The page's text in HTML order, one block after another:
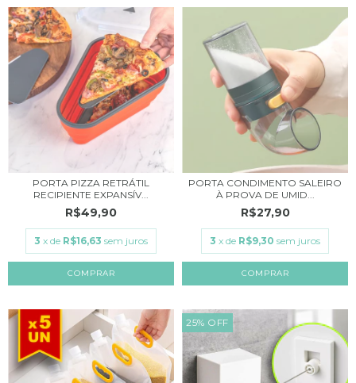
PORTA PIZZA RETRÁTIL
RECIPIENTE EXPANSÍV...
R$49,90
3 x de R$16,63 sem juros
PORTA CONDIMENTO SALEIRO
À PROVA DE UMID...
R$27,90
3 x de R$9,30 sem juros
25% OFF